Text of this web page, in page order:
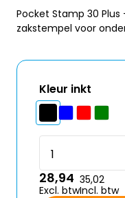
Pocket Stamp 30
zakstempel voor
Kleur inkt
28,94
Excl. btw
35,02
Incl. btw